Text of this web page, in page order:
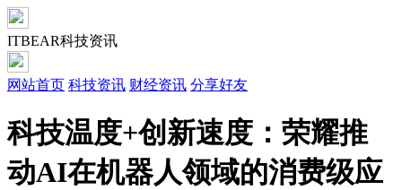
ITBEAR科技资讯
网站首页 科技资讯 财经资讯 分享好友
科技温度+创新速度：荣耀推
动AI在机器人领域的消费级应